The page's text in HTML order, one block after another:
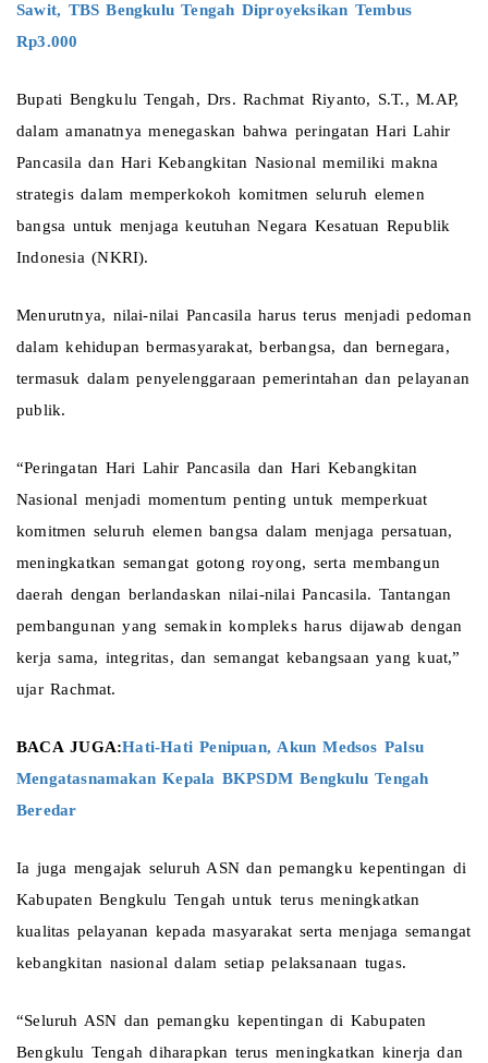
Sawit, TBS Bengkulu Tengah Diproyeksikan Tembus
Rp3.000
Bupati Bengkulu Tengah, Drs. Rachmat Riyanto, S.T., M.AP,
dalam amanatnya menegaskan bahwa peringatan Hari Lahir
Pancasila dan Hari Kebangkitan Nasional memiliki makna
strategis dalam memperkokoh komitmen seluruh elemen
bangsa untuk menjaga keutuhan Negara Kesatuan Republik
Indonesia (NKRI).
Menurutnya, nilai-nilai Pancasila harus terus menjadi pedoman
dalam kehidupan bermasyarakat, berbangsa, dan bernegara,
termasuk dalam penyelenggaraan pemerintahan dan pelayanan
publik.
“Peringatan Hari Lahir Pancasila dan Hari Kebangkitan
Nasional menjadi momentum penting untuk memperkuat
komitmen seluruh elemen bangsa dalam menjaga persatuan,
meningkatkan semangat gotong royong, serta membangun
daerah dengan berlandaskan nilai-nilai Pancasila. Tantangan
pembangunan yang semakin kompleks harus dijawab dengan
kerja sama, integritas, dan semangat kebangsaan yang kuat,”
ujar Rachmat.
BACA JUGA:Hati-Hati Penipuan, Akun Medsos Palsu
Mengatasnamakan Kepala BKPSDM Bengkulu Tengah
Beredar
Ia juga mengajak seluruh ASN dan pemangku kepentingan di
Kabupaten Bengkulu Tengah untuk terus meningkatkan
kualitas pelayanan kepada masyarakat serta menjaga semangat
kebangkitan nasional dalam setiap pelaksanaan tugas.
“Seluruh ASN dan pemangku kepentingan di Kabupaten
Bengkulu Tengah diharapkan terus meningkatkan kinerja dan